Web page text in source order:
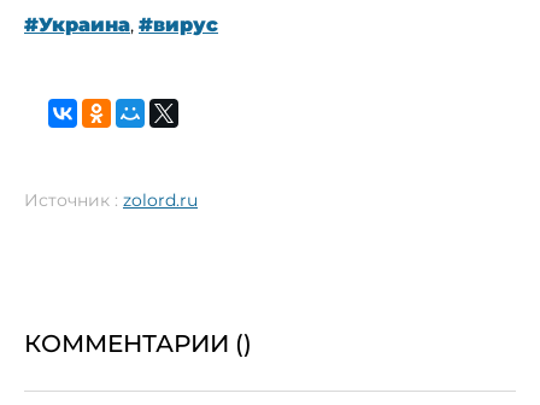
#Украина, #вирус
Источник : zolord.ru
КОММЕНТАРИИ ()